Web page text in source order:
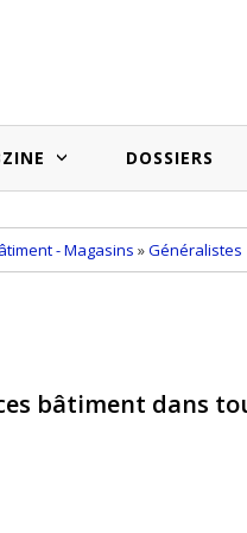
DOSSIERS
- Magasins »Généralistes
bâtiment dans